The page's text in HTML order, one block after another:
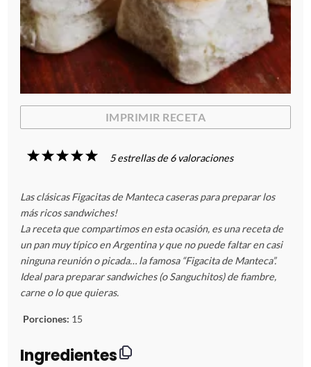
IMPRIMIR RECETA
5
s
t
r
4
s
t
r
e
3
s
t
r
e
2
s
t
r
1
s
t
r
5estrellas de 6valoraciones
Las clásicas Figacitas de Manteca caseras para preparar los
más ricos sandwiches!
La receta que compartimos en esta ocasión, es una receta de
un pan muy típico en Argentina y que no puede faltar en casi
ninguna reunión o picada… la famosa “Figacita de Manteca”.
Ideal para preparar sandwiches (o Sanguchitos) de fiambre,
carne o lo que quieras.
Porciones: 15
Ingredientes